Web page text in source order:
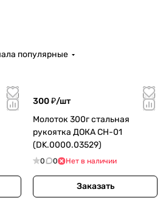
популярные
300 ₽/шт
Молоток 300г стальная
рукоятка ДОКА СН-01
(DK.0000.03529)
0 0 Нет в наличии
Заказать